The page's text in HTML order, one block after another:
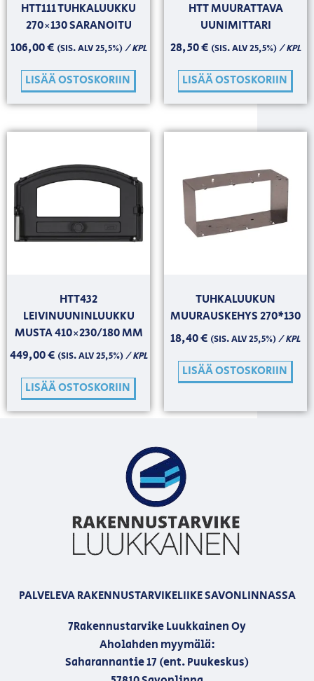
HTT111 TUHKALUUKKU
270×130 SARANOITU
106,00€ (SIS. ALV 25,5%)/ KPL
LISÄÄ OSTOSKORIIN
HTT MUURATTAVA
UUNIMITTARI
28,50€ (SIS. ALV 25,5%)/ KPL
LISÄÄ OSTOSKORIIN
HTT432
LEIVINUUNINLUUKKU
MUSTA 410×230/180 MM
449,00€ (SIS. ALV 25,5%)/ KPL
LISÄÄ OSTOSKORIIN
TUHKALUUKUN
MUURAUSKEHYS 270*130
18,40€ (SIS. ALV 25,5%)/ KPL
LISÄÄ OSTOSKORIIN
PALVELEVA RAKENNUSTARVIKELIIKE SAVONLINNASSA
7Rakennustarvike Luukkainen Oy
Aholahden myymälä:
Saharannantie 17 (ent. Puukeskus)